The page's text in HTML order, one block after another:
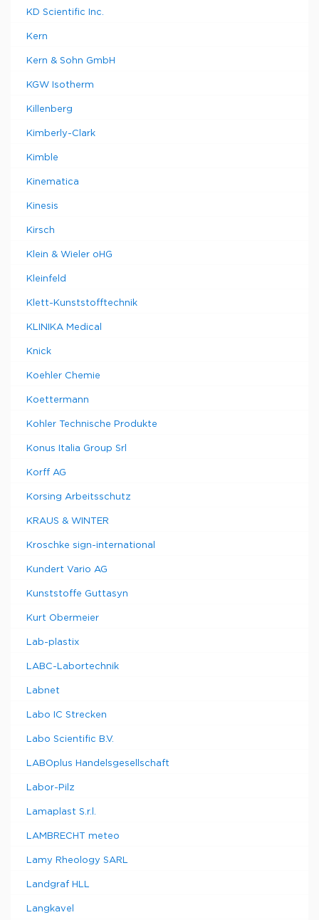
KD Scientific Inc.
Kern
Kern & Sohn GmbH
KGW Isotherm
Killenberg
Kimberly-Clark
Kimble
Kinematica
Kinesis
Kirsch
Klein & Wieler oHG
Kleinfeld
Klett-Kunststofftechnik
KLINIKA Medical
Knick
Koehler Chemie
Koettermann
Kohler Technische Produkte
Konus Italia Group Srl
Korff AG
Korsing Arbeitsschutz
KRAUS & WINTER
Kroschke sign-international
Kundert Vario AG
Kunststoffe Guttasyn
Kurt Obermeier
Lab-plastix
LABC-Labortechnik
Labnet
Labo IC Strecken
Labo Scientific B.V.
LABOplus Handelsgesellschaft
Labor-Pilz
Lamaplast S.r.l.
LAMBRECHT meteo
Lamy Rheology SARL
Landgraf HLL
Langkavel